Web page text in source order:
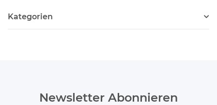
Kategorien
Newsletter Abonnieren